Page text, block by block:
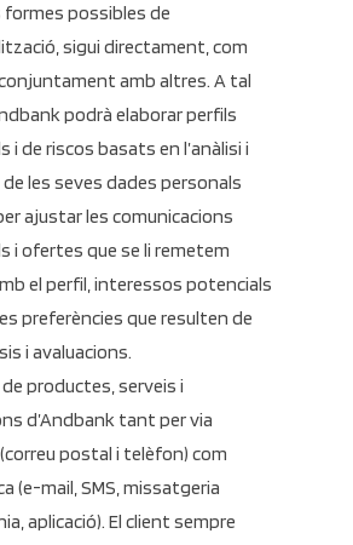
possibles de
sigui directament, com
amb altres. A tal
podrà elaborar perfils
i de riscos basats en l’anàlisi i
de les seves dades personals
ajustar les comunicacions
i ofertes que se li remetem
el perfil, interessos potencials
preferències que resulten de
i avaluacions.
productes, serveis i
d’Andbank tant per via
postal i telèfon) com
(e-mail, SMS, missatgeria
aplicació). El client sempre